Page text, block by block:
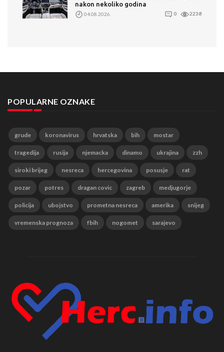
nakon nekoliko godina
04.08.2026. 0 2238
POPULARNE OZNAKE
grude koronavirus hrvatska bih mostar
tragedija rusija njemacka dinamo ukrajina zzh
siroki brijeg nesreca hercegovina posusje rat
pozar potres dragan covic zagreb medjugorje
policija ubojstvo prometna nesreca amerika snijeg
vremenska prognoza fbih nogomet sarajevo